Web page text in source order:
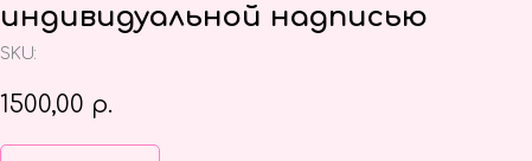
индивидуальной надписью
SKU:
1500,00 р.